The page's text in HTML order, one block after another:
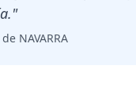
NAVARRA